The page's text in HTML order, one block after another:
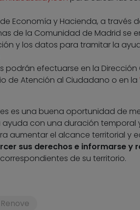
Economía y Hacienda, a través
de la Comunidad de Madrid se
y los datos para tramitar la
podrán efectuarse en la Dirección
de Atención al Ciudadano o en la
es una buena oportunidad de
con una duración temporal
aumentar el alcance territorial y
sus derechos e informarse y
de su territorio.